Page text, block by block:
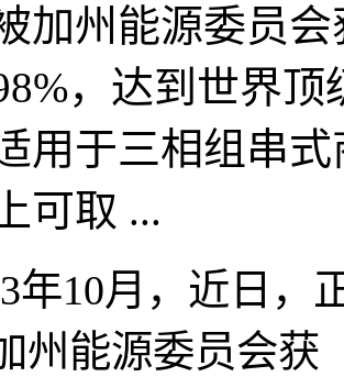
加州能源委员
，达到世界
用于三相组串
可取 ...
10月，近日，
州能源委员会获